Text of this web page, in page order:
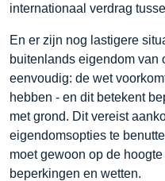
internationaal verdrag
En er zijn nog lastigere
buitenlands eigendom van
eenvoudig: de wet
hebben - en dit betekent
met grond. Dit vereist
eigendomsopties te
moet gewoon op de
beperkingen en wetten.